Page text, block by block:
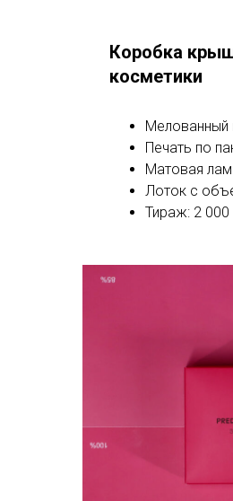
Коробка
косметики
Мелованный
Печать по
Матовая
Лоток с
Тираж: 2